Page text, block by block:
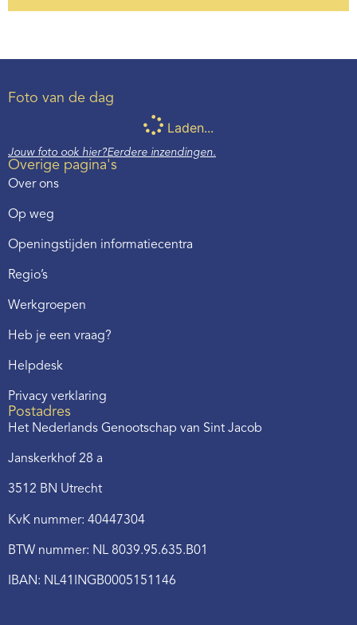
Foto van de dag
Laden...
Jouw foto ook hier?Eerdere inzendingen.
Overige pagina's
Over ons
Op weg
Openingstijden informatiecentra
Regio’s
Werkgroepen
Heb je een vraag?
Helpdesk
Privacy verklaring
Postadres
Het Nederlands Genootschap van Sint Jacob
Janskerkhof 28 a
3512 BN Utrecht
KvK nummer: 40447304
BTW nummer: NL 8039.95.635.B01
IBAN: NL41INGB0005151146